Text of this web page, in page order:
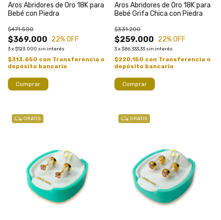
Aros Abridores de Oro 18K para
Bebé con Piedra
$369.000
$471.500
22% OFF
3x $123.000 sin interés
$313.650 con Transferencia o
depósito bancario
Comprar
Aros Abridores de Oro 18K para
Bebé Grifa Chica con Piedra
$259.000
$331.200
22% OFF
3x $86.333,33 sin interés
$220.150 con Transferencia o
depósito bancario
Comprar
GRATIS GRATIS